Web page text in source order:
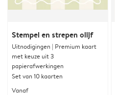
Stempel en strepen olijf
Uitnodigingen | Premium kaart
met keuze uit 3
papierafwerkingen
Set van 10 kaarten
Vanaf